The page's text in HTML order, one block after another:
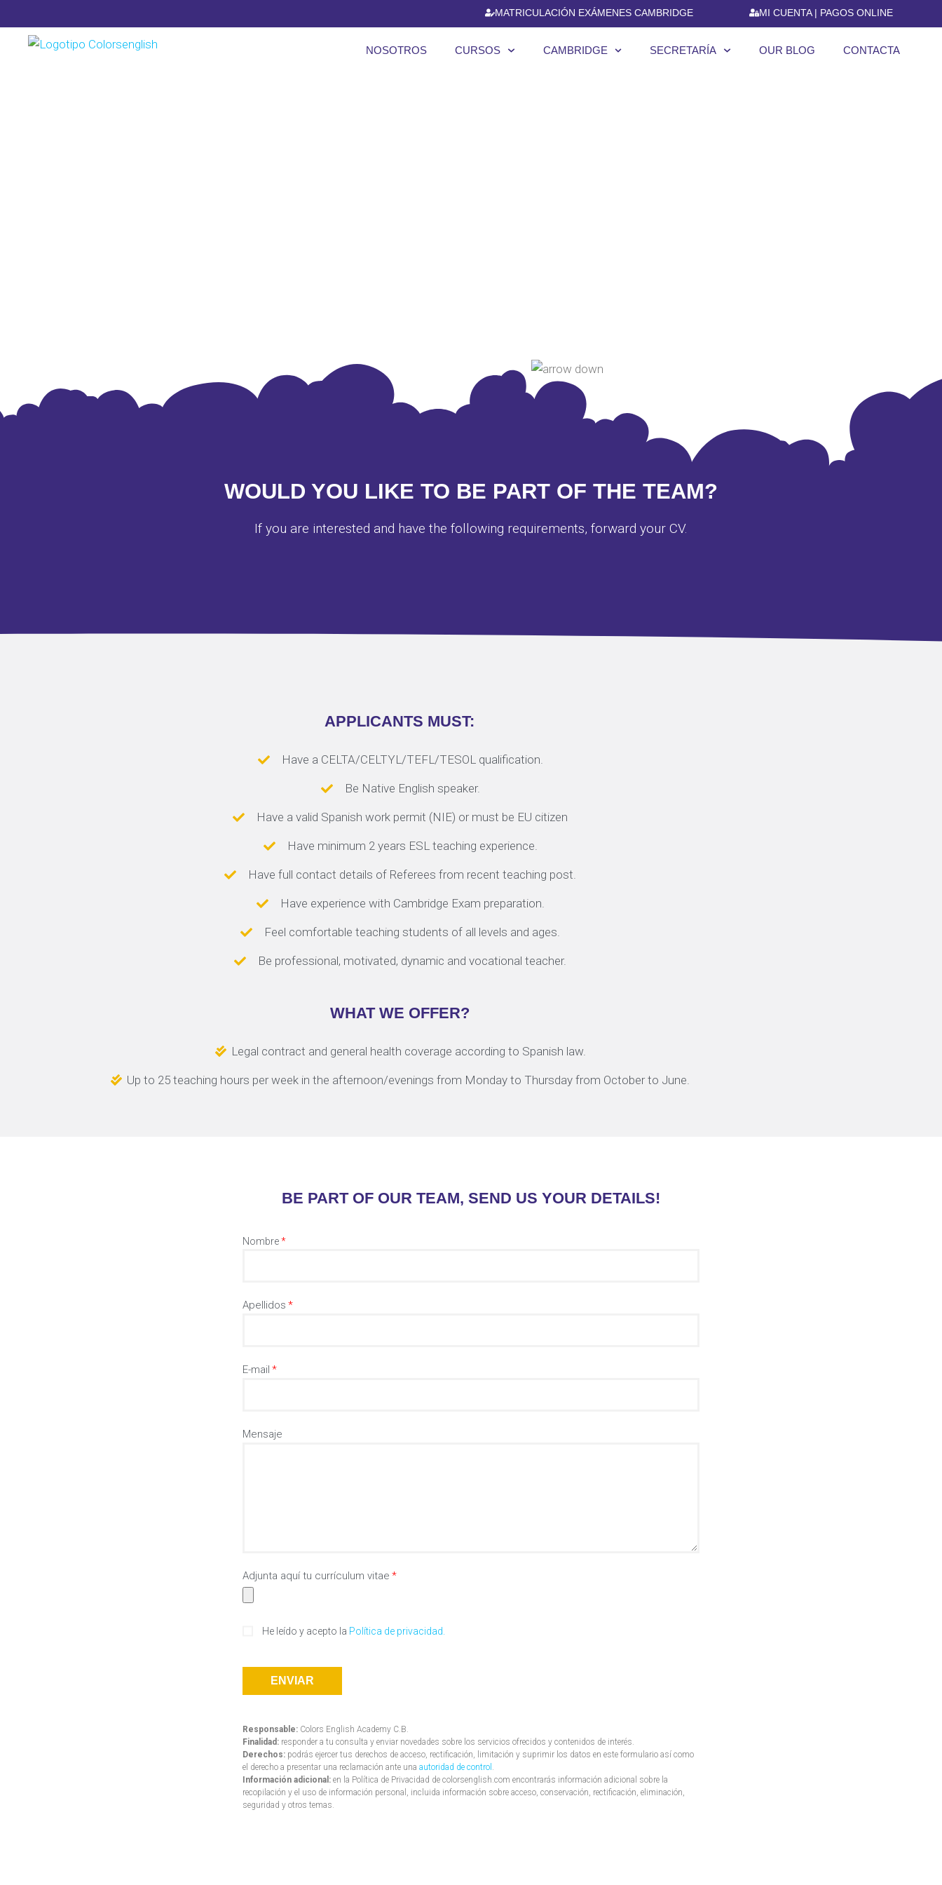
MATRICULACIÓN EXÁMENES CAMBRIDGE MI CUENTA | PAGOS ONLINE
NOSOTROS CURSOS CAMBRIDGE SECRETARÍA OUR BLOG CONTACTA
WOULD YOU LIKE TO BE PART OF THE TEAM?
If you are interested and have the following requirements, forward your CV.
APPLICANTS MUST:
Have a CELTA/CELTYL/TEFL/TESOL qualification.
Be Native English speaker.
Have a valid Spanish work permit (NIE) or must be EU citizen
Have minimum 2 years ESL teaching experience.
Have full contact details of Referees from recent teaching post.
Have experience with Cambridge Exam preparation.
Feel comfortable teaching students of all levels and ages.
Be professional, motivated, dynamic and vocational teacher.
WHAT WE OFFER?
Legal contract and general health coverage according to Spanish law.
Up to 25 teaching hours per week in the afternoon/evenings from Monday to Thursday from October to June.
BE PART OF OUR TEAM, SEND US YOUR DETAILS!
Nombre
Apellidos
E-mail
Mensaje
Adjunta aquí tu currículum vitae
He leído y acepto la Política de privacidad.
ENVIAR
Responsable: Colors English Academy C.B.
Finalidad: responder a tu consulta y enviar novedades sobre los servicios ofrecidos y contenidos de interés.
Derechos: podrás ejercer tus derechos de acceso, rectificación, limitación y suprimir los datos en este formulario así como
el derecho a presentar una reclamación ante una autoridad de control .
Información adicional: en la Política de Privacidad de colorsenglish.com encontrarás información adicional sobre la
recopilación y el uso de información personal, incluida información sobre acceso, conservación, rectificación, eliminación,
seguridad y otros temas.